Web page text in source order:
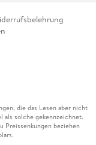
die das Lesen aber nicht
als solche gekennzeichnet.
Preissenkungen beziehen